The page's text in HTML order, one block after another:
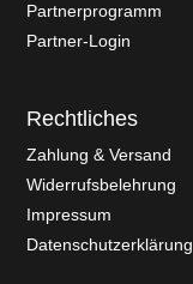
Partnerprogramm
Partner-Login
Rechtliches
Zahlung & Versand
Widerrufsbelehrung
Impressum
Datenschutzerklärung